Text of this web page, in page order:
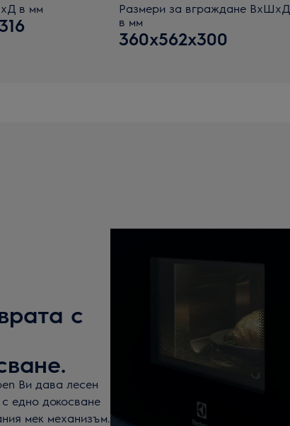
в мм
Размери за вграждане ВxШxД
в мм
360x562x300
с
Ви дава лесен
едно докосване
мек механизъм.